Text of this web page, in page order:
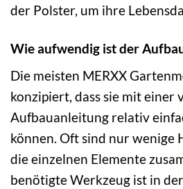
der Polster, um ihre
Wie aufwendig ist der
Die meisten MERXX
konzipiert, dass sie mit einer
Aufbauanleitung relativ
können. Oft sind nur wenige
die einzelnen Elemente
benötigte Werkzeug ist in